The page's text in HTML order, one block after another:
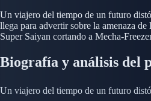
Un viajero del tiempo de un futuro
llega para advertir sobre la amenaza
Super Saiyan cortando a Mecha-
Biografía y análisis del
Un viajero del tiempo de un futuro